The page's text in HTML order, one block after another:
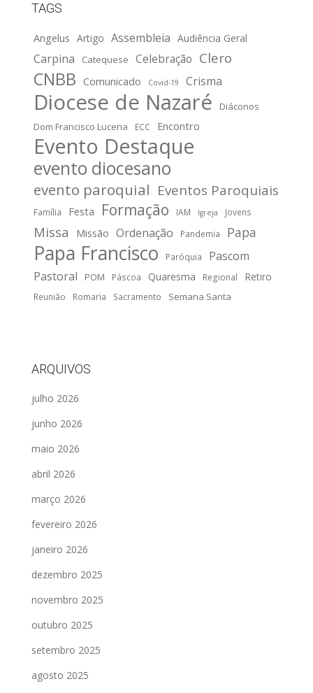
TAGS
Angelus Artigo Assembleia Audiência Geral
Carpina Catequese Celebração Clero
CNBB Comunicado Covid-19 Crisma
Diocese de Nazaré
Diáconos
Dom Francisco Lucena
ECC Encontro
Evento Destaque
evento diocesano
evento paroquial Eventos Paroquiais
Família Festa Formação IAM Igreja Jovens
Missa Missão Ordenação Pandemia Papa
Papa Francisco Paróquia
Pascom
Pastoral
POM Páscoa Quaresma Regional Retiro
Reunião Romaria Sacramento Semana Santa
ARQUIVOS
julho 2026
junho 2026
maio 2026
abril 2026
março 2026
fevereiro 2026
janeiro 2026
dezembro 2025
novembro 2025
outubro 2025
setembro 2025
agosto 2025